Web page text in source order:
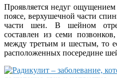
Проявляется недуг
поясе, верхушечной части
части шеи. В шейном
составлен из семи
между третьим и шестым, то
расположенных посередине